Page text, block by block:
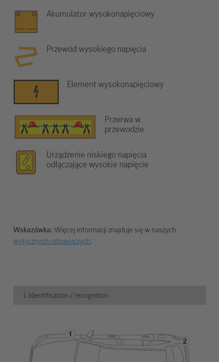
Akumulator wysokonapięciowy
Przewód wysokiego napięcia
Element wysokonapięciowy
Przerwa w
przewodzie
Urządzenie niskiego napięcia
odłączające wysokie napięcie
Wskazówka:Więcej informacji znajduje się w naszych
wytycznych ratowniczych.
1. Identification / recognition